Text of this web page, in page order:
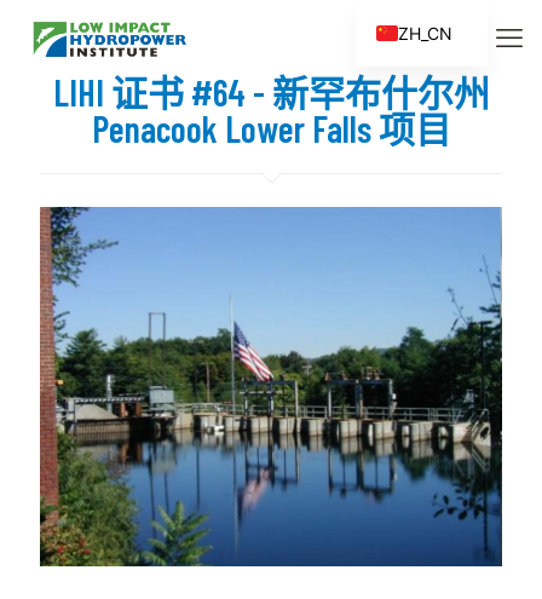
LIHI 证书 #64 - 新罕布什尔州
Penacook Lower Falls 项目
ZH_CN
EN
ES
FR